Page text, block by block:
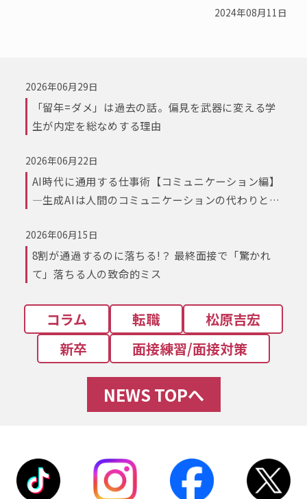
2024年08月11日
2026年06月29日
「留年=ダメ」は過去の話。偏見を武器に変える学
生が内定を総なめする理由
2026年06月22日
AI時代に通用する仕事術【コミュニケーション編】
―生成AIは人間のコミュニケーションの代わりとな
2026年06月15日
8割が通過するのに落ちる!？ 最終面接で「驚かれ
て」落ちる人の致命的ミス
コラム 転職
松原吉宏
新卒
面接練習/面接対策
NEWS TOPへ